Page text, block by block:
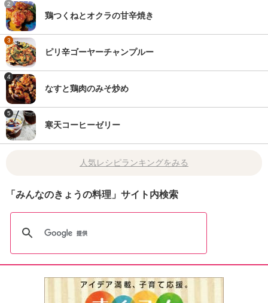
2
鶏つくねとオクラの甘辛焼き
3
ピリ辛ゴーヤーチャンプルー
4
なすと鶏肉のみそ炒め
5
寒天コーヒーゼリー
人気レシピランキングをみる
「みんなのきょうの料理」サイト内検索